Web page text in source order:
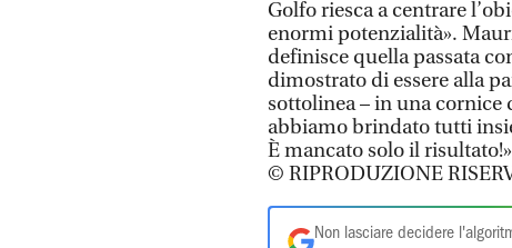
Golfo riesca a centrare
enormi potenzialità».
definisce quella passata
dimostrato di essere alla
sottolinea – in una cornice
abbiamo brindato tutti
È mancato solo il
© RIPRODUZIONE
Non lasciare decidere